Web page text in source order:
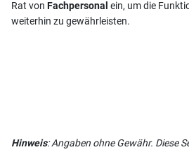
Rat von Fachpersonal ein, um die
weiterhin zu gewährleisten.
Hinweis: Angaben ohne Gewähr. Diese